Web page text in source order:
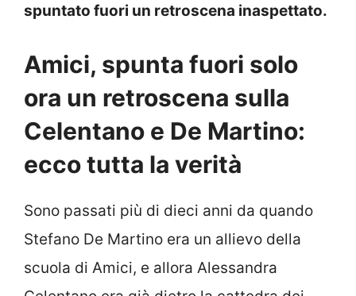
spuntato fuori un retroscena inaspettato.
Amici, spunta fuori solo
ora un retroscena sulla
Celentano e De Martino:
ecco tutta la verità
Sono passati più di dieci anni da quando
Stefano De Martino era un allievo della
scuola di Amici, e allora Alessandra